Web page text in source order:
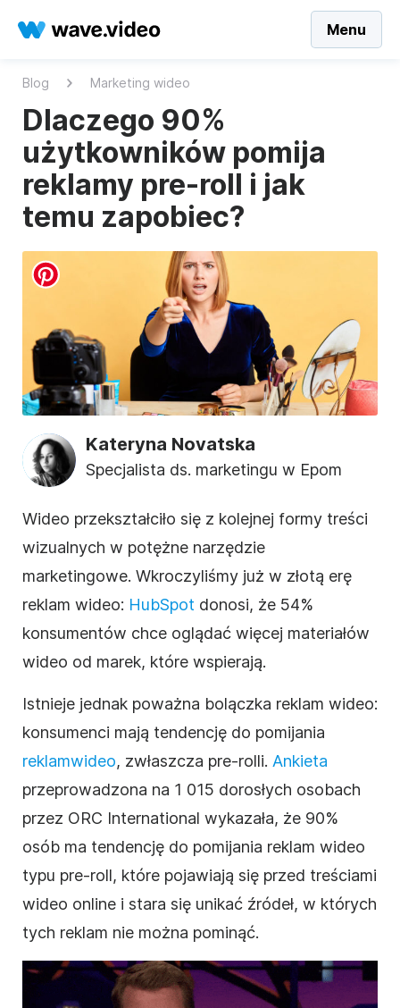
Menu
Blog Marketing wideo
Dlaczego 90%
użytkowników pomija
reklamy pre-roll i jak
temu zapobiec?
Kateryna Novatska
Specjalista ds. marketingu w Epom
Wideo przekształciło się z kolejnej formy treści
wizualnych w potężne narzędzie
marketingowe. Wkroczyliśmy już w złotą erę
reklam wideo: HubSpot donosi, że 54%
konsumentów chce oglądać więcej materiałów
wideo od marek, które wspierają.
Istnieje jednak poważna bolączka reklam wideo:
konsumenci mają tendencję do pomijania
reklamwideo, zwłaszcza pre-rolli. Ankieta
przeprowadzona na 1 015 dorosłych osobach
przez ORC International wykazała, że 90%
osób ma tendencję do pomijania reklam wideo
typu pre-roll, które pojawiają się przed treściami
wideo online i stara się unikać źródeł, w których
tych reklam nie można pominąć.